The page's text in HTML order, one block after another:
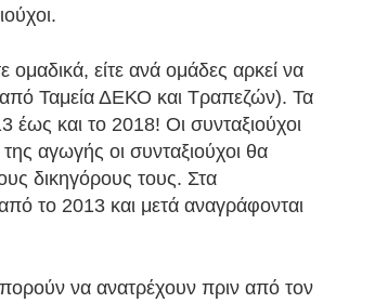
είτε ανά ομάδες αρκεί να
Ταμεία ΔΕΚΟ και Τραπεζών). Τα
έως και το 2018! Οι συνταξιούχοι
αγωγής οι συνταξιούχοι θα
δικηγόρους τους. Στα
το 2013 και μετά αναγράφονται
να ανατρέχουν πριν από τον